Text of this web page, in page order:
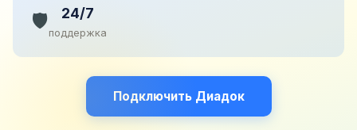
🛡️ 24/7
поддержка
Подключить Диадок